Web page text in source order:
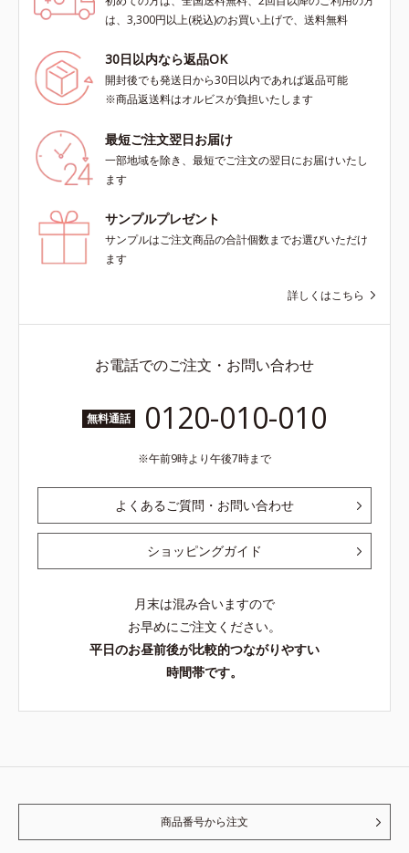
は、3,300円以上(税込)のお買い上げで、送料無料
30日以内なら返品OK
開封後でも発送日から30日以内であれば返品可能
※商品返送料はオルビスが負担いたします
最短ご注文翌日お届け
一部地域を除き、最短でご注文の翌日にお届けいたし
ます
サンプルプレゼント
サンプルはご注文商品の合計個数までお選びいただけ
ます
詳しくはこちら
お電話でのご注文・お問い合わせ
無料通話 0120-010-010
午前9時より午後7時まで
よくあるご質問・お問い合わせ
ショッピングガイド
月末は混み合いますので
お早めにご注文ください。
平日のお昼前後が比較的つながりやすい
時間帯です。
商品番号から注文